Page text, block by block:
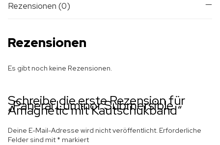
Rezensionen (0)
Rezensionen
Es gibt noch keine Rezensionen.
Schreibe die erste Rezension für
„Panerai Luminor Submersible
Amagnetic mit Kautschukband“
Deine E-Mail-Adresse wird nicht veröffentlicht. Erforderliche
Felder sind mit * markiert